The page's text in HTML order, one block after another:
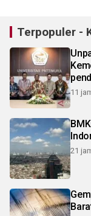
Terpopuler -
11
21